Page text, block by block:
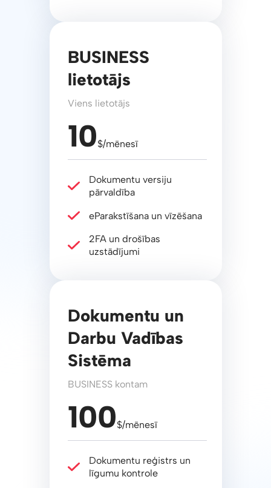
BUSINESS
lietotājs
Viens lietotājs
10$/mēnesī
Dokumentu versiju
pārvaldība
eParakstīšana un vīzēšana
2FA un drošības
uzstādījumi
Dokumentu un
Darbu Vadības
Sistēma
BUSINESS kontam
100$/mēnesī
Dokumentu reģistrs un
līgumu kontrole